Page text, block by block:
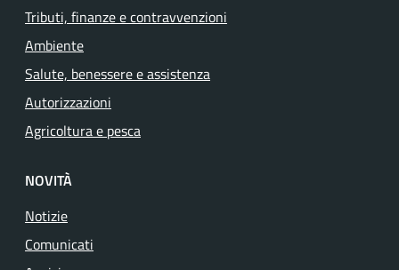
Tributi, finanze e contravvenzioni
Ambiente
Salute, benessere e assistenza
Autorizzazioni
Agricoltura e pesca
NOVITÀ
Notizie
Comunicati